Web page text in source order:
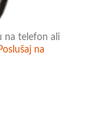
na telefon ali
na